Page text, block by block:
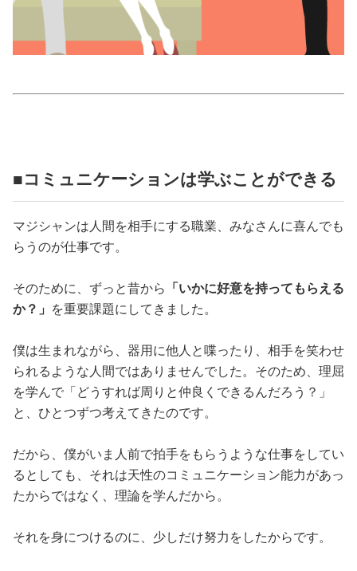
占い
■コミュニケーションは学ぶことができる
マジシャンは人間を相手にする職業、みなさんに喜んでも
らうのが仕事です。
そのために、ずっと昔から
「いかに好意を持ってもらえる
か？」
を重要課題にしてきました。
僕は生まれながら、器用に他人と喋ったり、相手を笑わせ
られるような人間ではありませんでした。そのため、理屈
を学んで「どうすれば周りと仲良くできるんだろう？」
と、ひとつずつ考えてきたのです。
だから、僕がいま人前で拍手をもらうような仕事をしてい
るとしても、それは天性のコミュニケーション能力があっ
たからではなく、理論を学んだから。
それを身につけるのに、少しだけ努力をしたからです。